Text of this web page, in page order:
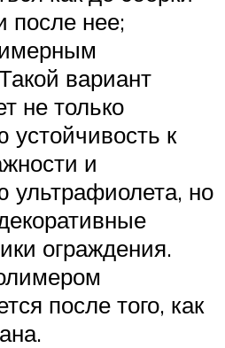
после нее;
вариант
не только
к
и
ультрафиолета, но
ограждения.
после того, как